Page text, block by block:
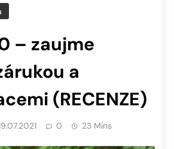
– zaujme
a
(RECENZE)
0 23 Mins